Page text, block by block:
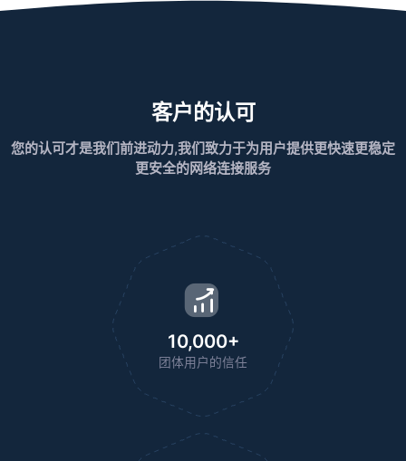
客户的认可
您的认可才是我们前进动力,我们致力于为用户提供更快速更稳定
更安全的网络连接服务
10,000+
团体用户的信任